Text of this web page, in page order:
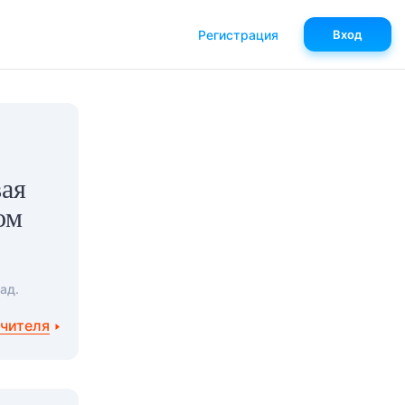
Регистрация Вход